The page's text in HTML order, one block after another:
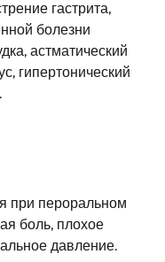
гастрита,
болезни
астматический
гипертонический
при пероральном
боль, плохое
давление.